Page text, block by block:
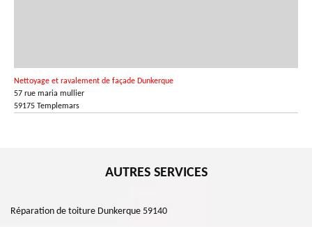
Nettoyage et ravalement de façade Dunkerque
57 rue maria mullier
59175 Templemars
AUTRES SERVICES
Réparation de toiture Dunkerque 59140